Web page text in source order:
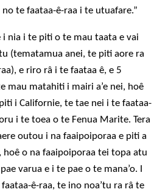
te faataa-ê-raa i te utuafare.”
i nia i te piti o te mau taata e vai
(tematamua anei, te piti aore ra
e riro râ i te faataa ê, e 5
mau matahiti i mairi a’e nei, hoê
i Californie, te tae nei i te faataa-
i te toea o te Fenua Marite. Tera
outou i na faaipoiporaa e piti a
hoê o na faaipoiporaa tei topa atu
varua e i te pae o te mana’o. I
ê-raa, te ino noa’tu ra râ te